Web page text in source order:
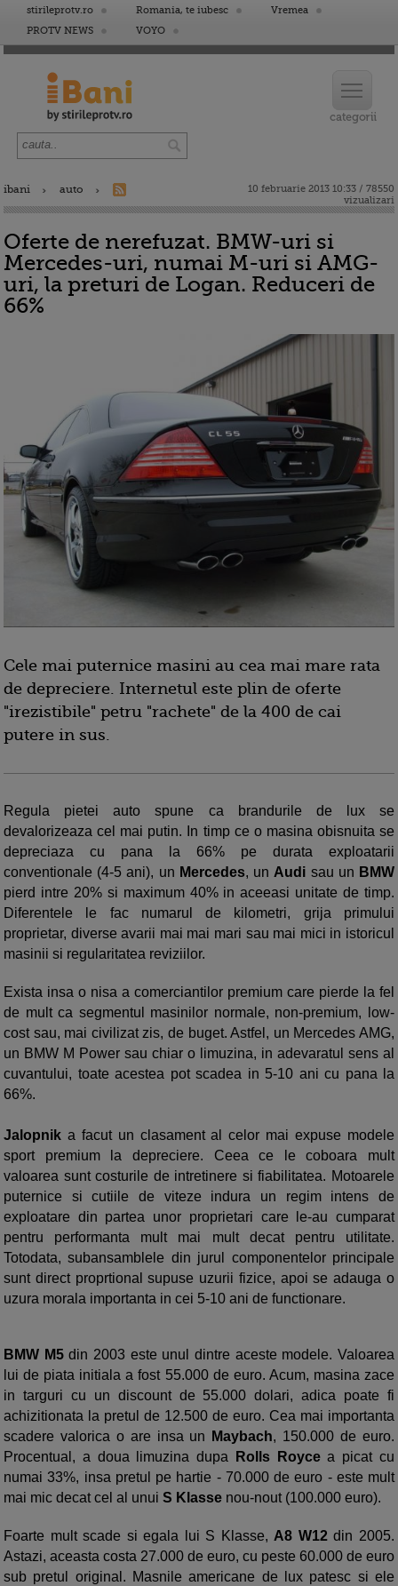
stirileprotv.ro Romania, te iubesc
Vremea
PROTV NEWS
VOYO
ibani auto
10 februarie 2013 10:33 / 78550
vizualizari
Oferte de nerefuzat. BMW-uri si
Mercedes-uri, numai M-uri si AMG-
uri, la preturi de Logan. Reduceri de
66%
Cele mai puternice masini au cea mai mare rata
de depreciere. Internetul este plin de oferte
"irezistibile" petru "rachete" de la 400 de cai
putere in sus.
Regula pietei auto spune ca brandurile de lux se
devalorizeaza cel mai putin. In timp ce o masina obisnuita se
depreciaza cu pana la 66% pe durata exploatarii
conventionale (4-5 ani), un Mercedes, un Audi sau un BMW
pierd intre 20% si maximum 40% in aceeasi unitate de timp.
Diferentele le fac numarul de kilometri, grija primului
proprietar, diverse avarii mai mai mari sau mai mici in istoricul
masinii si regularitatea reviziilor.
Exista insa o nisa a comerciantilor premium care pierde la fel
de mult ca segmentul masinilor normale, non-premium, low-
cost sau, mai civilizat zis, de buget. Astfel, un Mercedes AMG,
un BMW M Power sau chiar o limuzina, in adevaratul sens al
cuvantului, toate acestea pot scadea in 5-10 ani cu pana la
66%.
Jalopnik a facut un clasament al celor mai expuse modele
sport premium la depreciere. Ceea ce le coboara mult
valoarea sunt costurile de intretinere si fiabilitatea. Motoarele
puternice si cutiile de viteze indura un regim intens de
exploatare din partea unor proprietari care le-au cumparat
pentru performanta mult mai mult decat pentru utilitate.
Totodata, subansamblele din jurul componentelor principale
sunt direct proprtional supuse uzurii fizice, apoi se adauga o
uzura morala importanta in cei 5-10 ani de functionare.
BMW M5din 2003 este unul dintre aceste modele. Valoarea
lui de piata initiala a fost 55.000 de euro. Acum, masina zace
in targuri cu un discount de 55.000 dolari, adica poate fi
achizitionata la pretul de 12.500 de euro. Cea mai importanta
scadere valorica o are insa un
Maybach, 150.000 de euro.
Procentual, a doua limuzina dupa
Rolls Roycea picat cu
numai 33%, insa pretul pe hartie - 70.000 de euro - este mult
mai mic decat cel al unui S Klasse nou-nout (100.000 euro).
Foarte mult scade si egala lui S Klasse, A8 W12din 2005.
Astazi, aceasta costa 27.000 de euro, cu peste 60.000 de euro
sub pretul original. Masnile americane de lux patesc si ele